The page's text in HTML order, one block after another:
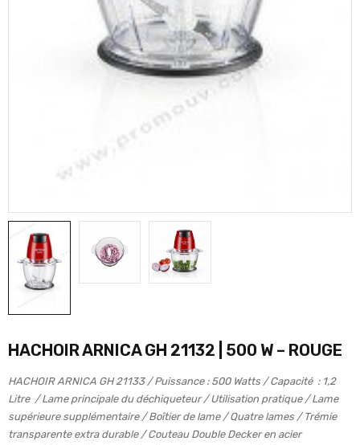
HACHOIR ARNICA GH 21132 | 500 W – ROUGE
HACHOIR ARNICA GH 21133 / Puissance : 500 Watts / Capacité : 1,2
Litre / Lame principale du déchiqueteur / Utilisation pratique / Lame
supérieure supplémentaire / Boîtier de lame / Quatre lames / Trémie
transparente extra durable / Couteau Double Decker en acier